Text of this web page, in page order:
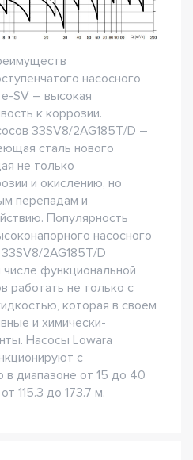
насосного
SV – высокая
к коррозии.
33SV8/2AG185T/D –
сталь нового
не только
и окислению, но
перепадам и
Популярность
насосного
2AG185T/D
функциональной
работать не только с
которая в своем
и химически-
Насосы Lowara
с
в диапазоне от 15 до 40
115.3 до 173.7 м.